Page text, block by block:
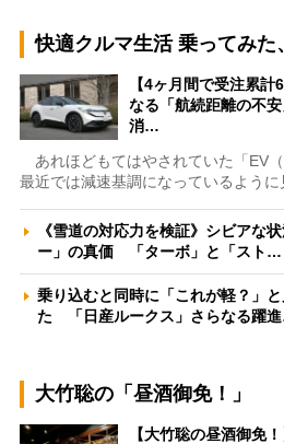
快適クルマ生活 乗ってみた
【4ヶ月間で受注累
なる「航続距離の不
消…
あれほどもてはやされていた「EV（
最近では減速基調になっているように
《雪道の対応力を検証》シビアな
ー」の真価 「ターボ」と「スト…
乗り込むと同時に「これが軽？」
た 「日産ルークス」さらなる躍
大竹聡の「昼酒御免！」
【大竹聡の昼酒御免